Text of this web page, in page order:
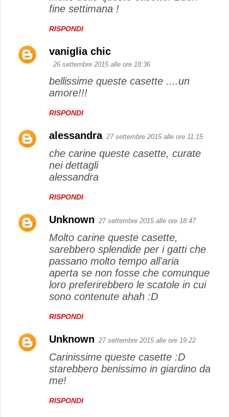
fine settimana !
RISPONDI
vaniglia chic
26 settembre 2015 alle ore 18:36
bellissime queste casette ....un
amore!!!
RISPONDI
alessandra 27 settembre 2015 alle ore 11:15
che carine queste casette, curate
nei dettagli
alessandra
RISPONDI
Unknown 27 settembre 2015 alle ore 18:47
Molto carine queste casette,
sarebbero splendide per i gatti che
passano molto tempo all'aria
aperta se non fosse che comunque
loro preferirebbero le scatole in cui
sono contenute ahah :D
RISPONDI
Unknown 27 settembre 2015 alle ore 19:22
Carinissime queste casette :D
starebbero benissimo in giardino da
me!
RISPONDI